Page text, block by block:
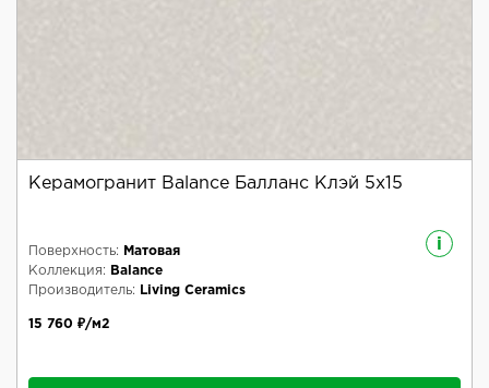
Керамогранит Balance Балланс Клэй 5x15
i
Поверхность:
Матовая
Коллекция:
Balance
Производитель:
Living Ceramics
15 760 ₽/м2